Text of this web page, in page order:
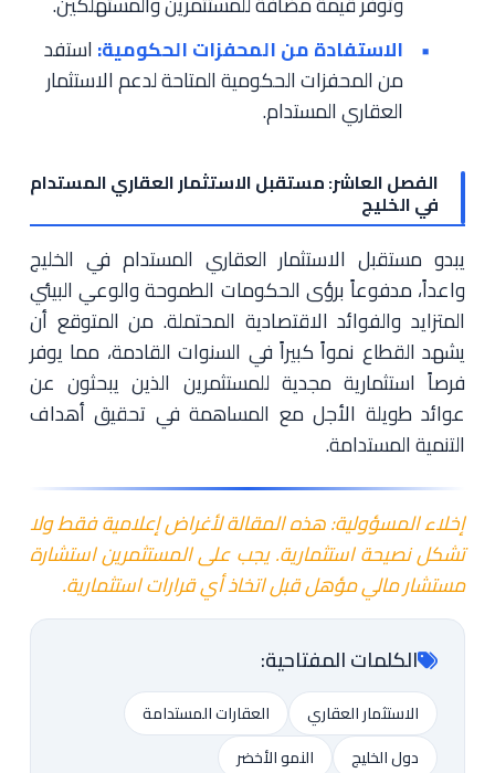
الاستفادة من المحفزات الحكومية: استفد
من المحفزات الحكومية المتاحة لدعم الاستثمار
العقاري المستدام.
الفصل العاشر: مستقبل الاستثمار العقاري المستدام
في الخليج
يبدو مستقبل الاستثمار العقاري المستدام في الخليج
واعداً، مدفوعاً برؤى الحكومات الطموحة والوعي البيئي
المتزايد والفوائد الاقتصادية المحتملة. من المتوقع أن
يشهد القطاع نمواً كبيراً في السنوات القادمة، مما يوفر
فرصاً استثمارية مجدية للمستثمرين الذين يبحثون عن
عوائد طويلة الأجل مع المساهمة في تحقيق أهداف
التنمية المستدامة.
إخلاء المسؤولية: هذه المقالة لأغراض إعلامية فقط ولا
تشكل نصيحة استثمارية. يجب على المستثمرين استشارة
مستشار مالي مؤهل قبل اتخاذ أي قرارات استثمارية.
الكلمات المفتاحية:
الاستثمار العقاري
العقارات المستدامة
دول الخليج
النمو الأخضر